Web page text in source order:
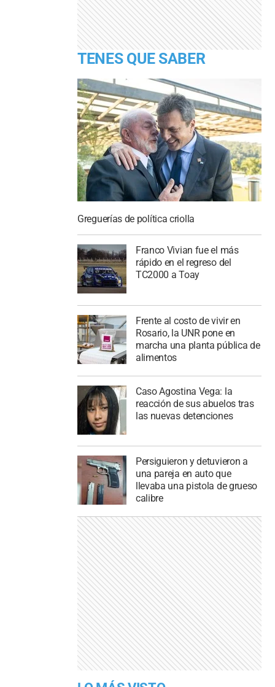
TENES QUE SABER
Greguerías de política criolla
Franco Vivian fue el más
rápido en el regreso del
TC2000 a Toay
Frente al costo de vivir en
Rosario, la UNR pone en
marcha una planta pública de
alimentos
Caso Agostina Vega: la
reacción de sus abuelos tras
las nuevas detenciones
Persiguieron y detuvieron a
una pareja en auto que
llevaba una pistola de grueso
calibre